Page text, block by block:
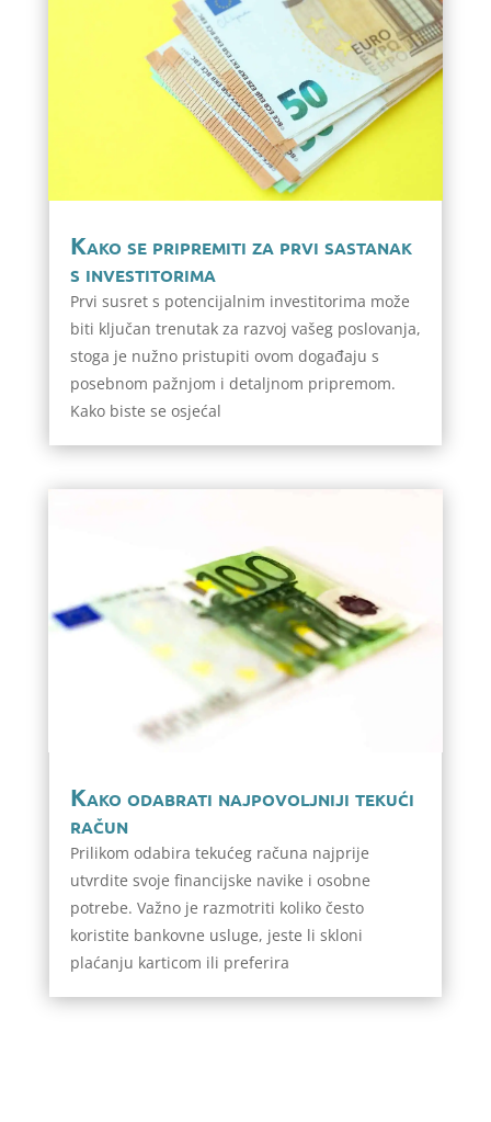
Kako se pripremiti za prvi sastanak
s investitorima
Prvi susret s potencijalnim investitorima može
biti ključan trenutak za razvoj vašeg poslovanja,
stoga je nužno pristupiti ovom događaju s
posebnom pažnjom i detaljnom pripremom.
Kako biste se osjećal
Kako odabrati najpovoljniji tekući
račun
Prilikom odabira tekućeg računa najprije
utvrdite svoje financijske navike i osobne
potrebe. Važno je razmotriti koliko često
koristite bankovne usluge, jeste li skloni
plaćanju karticom ili preferira